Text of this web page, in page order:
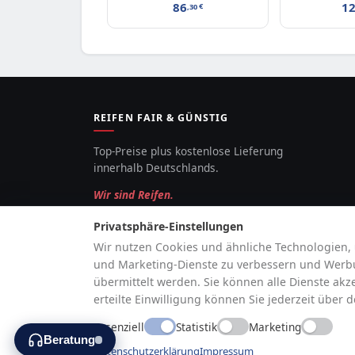
86,30€
REIFEN FAIR & GÜNSTIG
Top-Preise plus kostenlose Lieferung
innerhalb Deutschlands.
Wir sind Reifen.
Vertrag widerrufen
Privatsphäre-Einstellungen
Wir nutzen Cookies und ähnliche
und Marketing-Dienste zu verbessern und
übermittelt werden. Sie können alle Dienste
erteilte Einwilligung können Sie jederzeit über
Essenziell
Statistik Marketing
DatenschutzerklärungImpressum
Beratung